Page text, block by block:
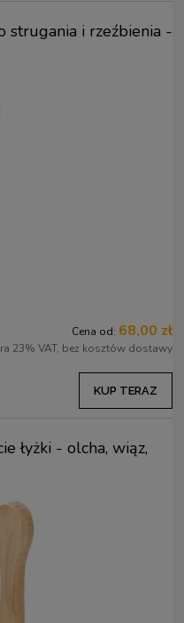
i rzeźbienia -
Cena od: 68,00 zł
23% VAT, bez kosztów dostawy
KUP TERAZ
łyżki - olcha, wiąz,